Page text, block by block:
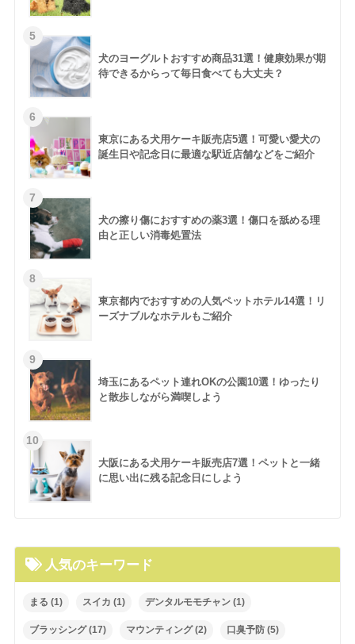
犬のヨーグルトおすすめ商品31選！健康効果が期
待できるからって毎日食べても大丈夫？
東京にある犬用ケーキ販売店5選！可愛い愛犬の
誕生日や記念日に最適な駅近店舗などをご紹介
犬の擦り傷におすすめの薬3選！傷口を舐める理
由と正しい消毒処置法
東京都内でおすすめの人気ペットホテル14選！リ
ーズナブルなホテルもご紹介
埼玉にあるペット連れOKの公園10選！ゆったり
と散歩しながら満喫しよう
大阪にある犬用ケーキ販売店7選！ペットと一緒
に思い出に残る記念日にしよう
人気のキーワード
まる (1) スイカ (1) デンタルモモチャン(1)
ブラッシング(17) マウンティング(2) 口臭予防(5)